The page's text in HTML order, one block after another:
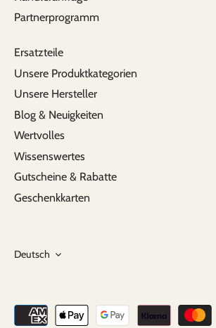
Partnerprogramm
Ersatzteile
Unsere Produktkategorien
Unsere Hersteller
Blog & Neuigkeiten
Wertvolles
Wissenswertes
Gutscheine & Rabatte
Geschenkkarten
Sprache
Deutsch